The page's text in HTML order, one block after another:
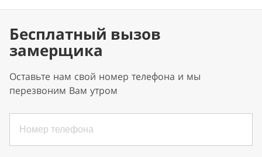
Бесплатный вызов
замерщика
Оставьте нам свой номер телефона и мы
перезвоним Вам утром